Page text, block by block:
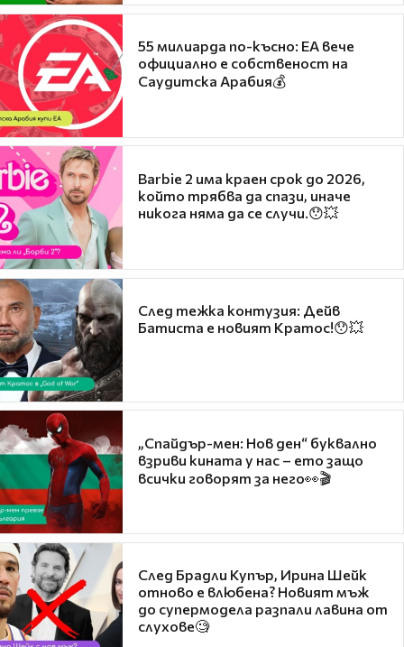
55 милиарда по-късно: EA вече
официално е собственост на
Саудитска Арабия💰
Barbie 2 има краен срок до 2026,
който трябва да спази, иначе
никога няма да се случи.😯💥
След тежка контузия: Дейв
Батиста е новият Кратос!😯💥
„Спайдър-мен: Нов ден“ буквално
взриви кината у нас – ето защо
всички говорят за него👀🎬
След Брадли Купър, Ирина Шейк
отново е влюбена? Новият мъж
до супермодела разпали лавина от
слухове🧐